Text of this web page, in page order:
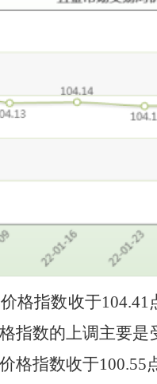
格指数收于104.41
指数的上调主要是
格指数收于100.55